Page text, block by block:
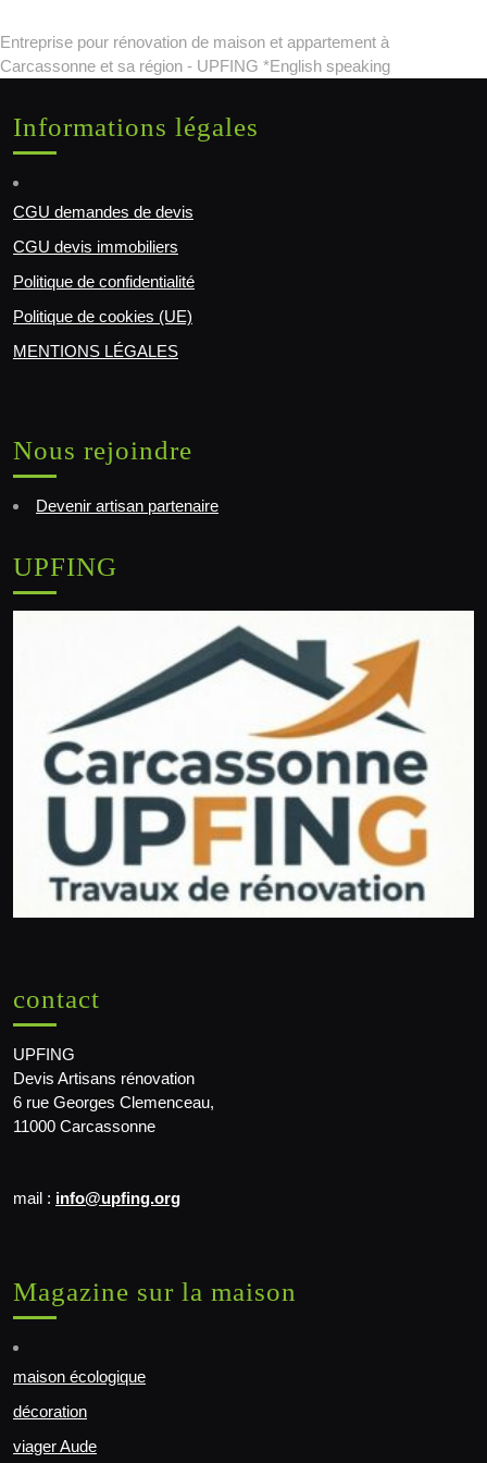
Entreprise pour rénovation de maison et appartement à
Carcassonne et sa région - UPFING *English speaking
Informations légales
CGU demandes de devis
CGU devis immobiliers
Politique de confidentialité
Politique de cookies (UE)
MENTIONS LÉGALES
Nous rejoindre
Devenir artisan partenaire
UPFING
contact
UPFING
Devis Artisans rénovation
6 rue Georges Clemenceau,
11000 Carcassonne
mail : info@upfing.org
Magazine sur la maison
maison écologique
décoration
viager Aude